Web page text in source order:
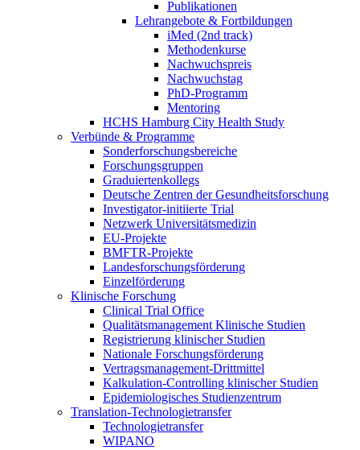
Publikationen
Lehrangebote & Fortbildungen
iMed (2nd track)
Methodenkurse
Nachwuchspreis
Nachwuchstag
PhD-Programm
Mentoring
HCHS Hamburg City Health Study
Verbünde & Programme
Sonderforschungsbereiche
Forschungsgruppen
Graduiertenkollegs
Deutsche Zentren der Gesundheitsforschung
Investigator-initiierte Trial
Netzwerk Universitätsmedizin
EU-Projekte
BMFTR-Projekte
Landesforschungsförderung
Einzelförderung
Klinische Forschung
Clinical Trial Office
Qualitätsmanagement Klinische Studien
Registrierung klinischer Studien
Nationale Forschungsförderung
Vertragsmanagement-Drittmittel
Kalkulation-Controlling klinischer Studien
Epidemiologisches Studienzentrum
Translation-Technologietransfer
Technologietransfer
WIPANO